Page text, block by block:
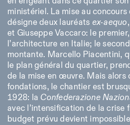
+39
HORAIRES DE VISITE:
I’ll
away
ministériel. La mise au
désigne deux lauréats ex-aequo
et Giuseppe Vaccaro: le
l’architecture en Italie; le
montante. Marcello Piacentini,
le plan général du quartier,
de la mise en œuvre. Mais alors
fondations, le chantier est
1928: la Confederazione
avec l’intensification de la crise
budget prévu devient